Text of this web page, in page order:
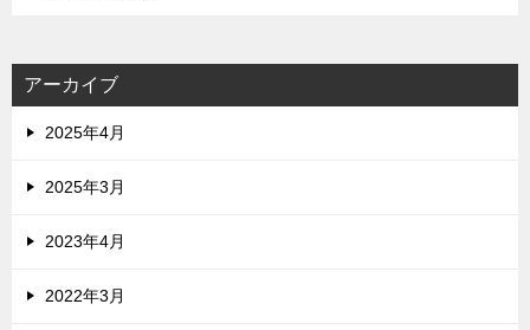
アーカイブ
2025年4月
2025年3月
2023年4月
2022年3月